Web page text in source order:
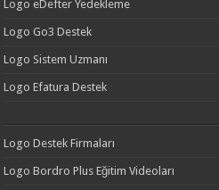
Logo eDefter Yedekleme
Logo Go3 Destek
Logo Sistem Uzmanı
Logo Efatura Destek
Logo Destek Firmaları
Logo Bordro Plus Eğitim Videoları